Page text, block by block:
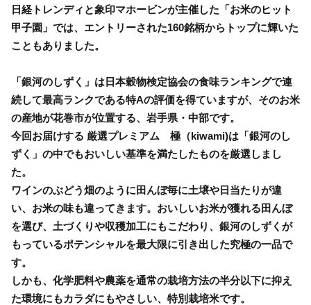
日経トレンディと象印マホービンが主催した「お米のヒット
甲子園」では、エントリーされた160銘柄からトップに輝いた
こともありました。
「銀河のしずく」は日本穀物検定協会の食味ランキングで連
続して最高ランクである特Aの評価を得ていますが、そのお米
の産地が花巻市が位置する、岩手県・中部です。
今回お届けする 厳選プレミアム 極（kiwami)は「銀河のし
ずく」の中でもおいしい基準を満たしたものを厳選しまし
た。
ワインのぶどう畑のように田んぼ毎に土壌や日当たりが違
い、お米の味も違ってきます。おいしいお米が獲れる田んぼ
を選び、土づくりや収穫加工にもこだわり、銀河のしずくが
もっているポテンシャルを最大限に引き出した究極の一品で
す。
しかも、化学肥料や農薬を通常の栽培方法の半分以下に抑え
た環境にもカラダにもやさしい、特別栽培米です。